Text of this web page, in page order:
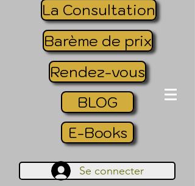
La Consultation
Barème de prix
Rendez-vous
BLOG
E-Books
Se connecter